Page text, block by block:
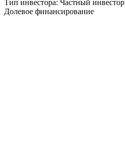
Тип инвестора: Частный инвестор
Долевое финансирование